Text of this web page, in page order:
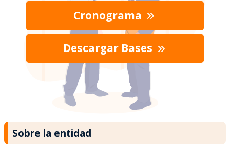
Cronograma
Descargar Bases
Sobre la entidad